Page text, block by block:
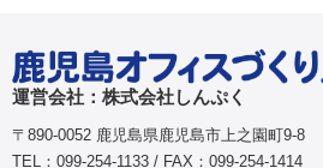
運営会社：株式会社しんぷく
〒890-0052 鹿児島県鹿児島市上之園町9-8
TEL：099-254-1133 / FAX：099-254-1414